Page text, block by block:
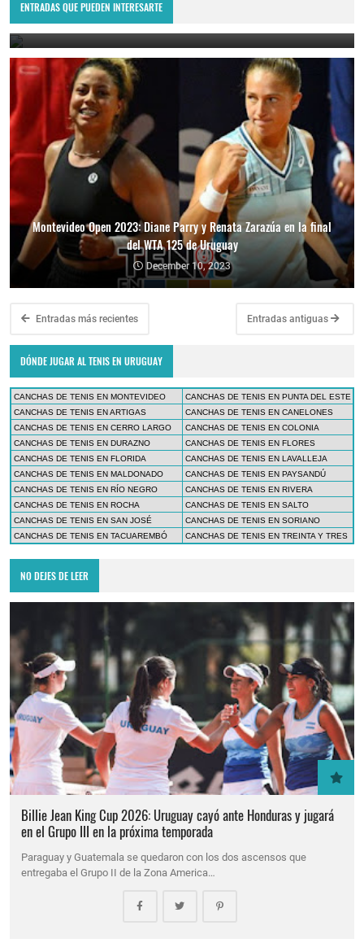
ENTRADAS QUE PUEDEN INTERESARTEWTA 125 de Uruguay
December 11, 2023
Montevideo Open 2023: Diane Parry y Renata Zarazúa en la final
del WTA 125 de Uruguay
December 10, 2023
Entradas más recientes Entradas antiguas
DÓNDE JUGAR AL TENIS EN URUGUAY
CANCHAS DE TENIS EN MONTEVIDEO
CANCHAS DE TENIS EN PUNTA DEL ESTE
CANCHAS DE TENIS EN ARTIGAS
CANCHAS DE TENIS EN CANELONES
CANCHAS DE TENIS EN CERRO LARGO
CANCHAS DE TENIS EN COLONIA
CANCHAS DE TENIS EN DURAZNO
CANCHAS DE TENIS EN FLORES
CANCHAS DE TENIS EN FLORIDA
CANCHAS DE TENIS EN LAVALLEJA
CANCHAS DE TENIS EN MALDONADO
CANCHAS DE TENIS EN PAYSANDÚ
CANCHAS DE TENIS EN RÍO NEGRO
CANCHAS DE TENIS EN RIVERA
CANCHAS DE TENIS EN ROCHA
CANCHAS DE TENIS EN SALTO
CANCHAS DE TENIS EN SAN JOSÉ
CANCHAS DE TENIS EN SORIANO
CANCHAS DE TENIS EN TACUAREMBÓ
CANCHAS DE TENIS EN TREINTA Y TRES
NO DEJES DE LEER
Billie Jean King Cup 2026: Uruguay cayó ante Honduras y jugará
en el Grupo III en la próxima temporada
Paraguay y Guatemala se quedaron con los dos ascensos que
entregaba el Grupo II de la Zona America…